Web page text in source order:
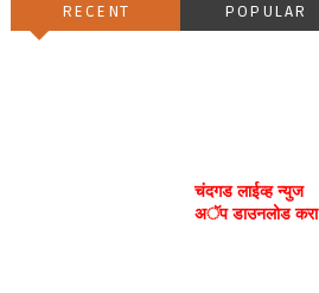
RECENT POPULAR
चंदगड लाईव्ह न्युज
अॅप डाउनलोड करा